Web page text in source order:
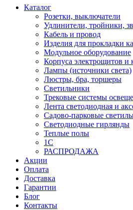
Каталог
Розетки, выключатели
Удлинители, тройники,
Кабель и провод
Изделия для прокладки
Модульное оборудование
Корпуса электрощитов
Лампы (источники света)
Люстры, бра, торшеры
Светильники
Трековые системы
Лента светодиодная и
Садово-парковые
Светодиодные гирлянды
Теплые полы
1С
РАСПРОДАЖА
Акции
Оплата
Доставка
Гарантии
Блог
Контакты